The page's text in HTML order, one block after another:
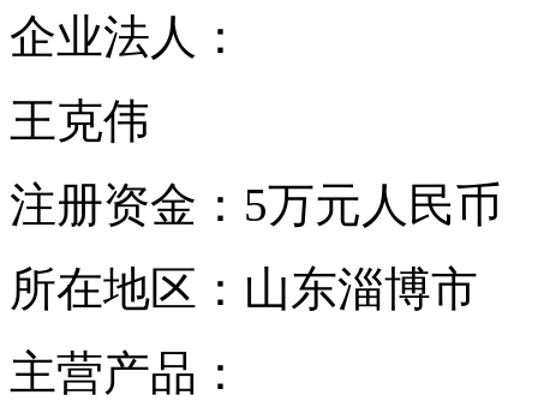
企业法人：
王克伟
注册资金： 5万元人民币
所在地区： 山东淄博市
主营产品：